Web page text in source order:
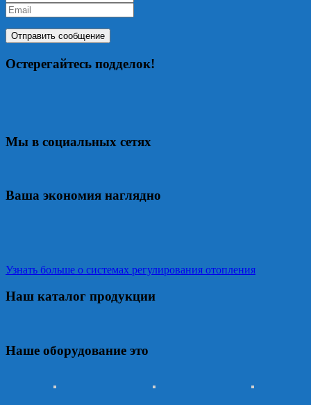
Остерегайтесь подделок!
Мы в социальных сетях
Ваша экономия наглядно
Узнать больше о системах регулирования отопления
Наш каталог продукции
Наше оборудование это